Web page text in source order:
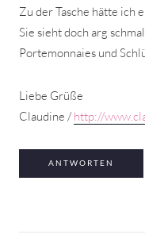
Zu der Tasche hätte ich
Sie sieht doch arg
Portemonnaies und
Liebe Grüße
Claudine /http://
ANTWORTEN